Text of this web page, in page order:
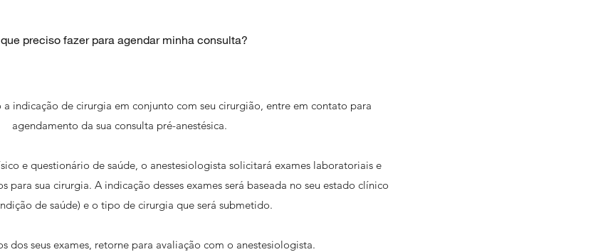
preciso fazer para agendar minha consulta?
indicação de cirurgia em conjunto com seu cirurgião, entre em contato para
agendamento da sua consulta pré-anestésica.
e questionário de saúde, o anestesiologista solicitará exames laboratoriais e
para sua cirurgia. A indicação desses exames será baseada no seu estado clínico
de saúde) e o tipo de cirurgia que será submetido.
dos seus exames, retorne para avaliação com o anestesiologista.